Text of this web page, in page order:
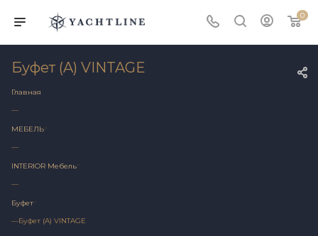
0
Буфет (A) VINTAGE
Главная
—
МЕБЕЛЬ
—
INTERIOR Мебель
—
Буфет
—Буфет (A) VINTAGE